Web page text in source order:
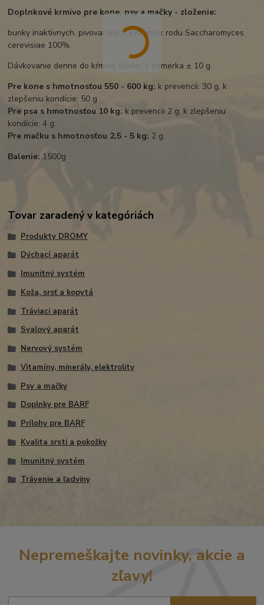
Doplnkové krmivo pre kone, psy a mačky - zloženie:
bunky inaktívnych, pivovarských kvasiniek rodu Saccharomyces
cerevisiae 100%.
Dávkovanie denne do kŕmnej dávky: 1 odmerka ± 10 g.
Pre kone s hmotnosťou 550 - 600 kg: k prevencii: 30 g, k
zlepšeniu kondície: 50 g
Pre psa s hmotnosťou 10 kg: k prevencii 2 g, k zlepšeniu
kondície: 4 g.
Pre mačku s hmotnosťou 2,5 - 5 kg: 2 g.
Balenie: 1500g
Tovar zaradený v kategóriách
Produkty DROMY
Dýchací aparát
Imunitný systém
Koža, srsť a kopytá
Tráviaci aparát
Svalový aparát
Nervový systém
Vitamíny, minerály, elektrolity
Psy a mačky
Doplnky pre BARF
Prílohy pre BARF
Kvalita srsti a pokožky
Imunitný systém
Trávenie a ľadviny
Nepremeškajte novinky, akcie a
zľavy!